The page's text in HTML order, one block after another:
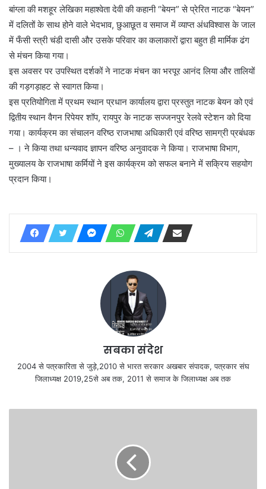
बांग्ला की मशहूर लेखिका महाश्वेता देवी की कहानी “बेयन” से प्रेरित नाटक “बेयन”
में दलितों के साथ होने वाले भेदभाव, छुआछूत व समाज में व्याप्त अंधविश्वास के जाल
में फँसी स्त्री चंडी दासी और उसके परिवार का कलाकारों द्वारा बहुत ही मार्मिक ढंग
से मंचन किया गया।
इस अवसर पर उपस्थित दर्शकों ने नाटक मंचन का भरपूर आनंद लिया और तालियों
की गड़गड़ाहट से स्वागत किया।
इस प्रतियोगिता में प्रथम स्थान प्रधान कार्यालय द्वारा प्रस्तुत नाटक बेयन को एवं
द्वितीय स्थान वैगन रिपेयर शॉप, रायपुर के नाटक सज्जनपुर रेलवे स्टेशन को दिया
गया। कार्यक्रम का संचालन वरिष्ठ राजभाषा अधिकारी एवं वरिष्ठ सामग्री प्रबंधक
– । ने किया तथा धन्यवाद ज्ञापन वरिष्ठ अनुवादक ने किया। राजभाषा विभाग,
मुख्यालय के राजभाषा कर्मियों ने इस कार्यक्रम को सफल बनाने में सक्रिय सहयोग
प्रदान किया।
सबका संदेश
2004 से पत्रकारिता से जुड़े,2010 से भारत सरकार अखबार संपादक, पत्रकार संघ
जिलाध्यक्ष 2019,25से अब तक, 2011 से समाज के जिलाध्यक्ष अब तक